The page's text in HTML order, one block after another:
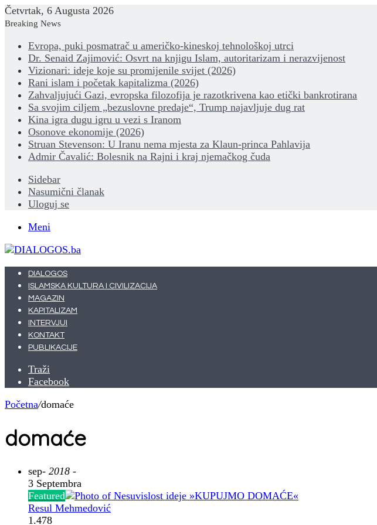
Četvrtak, 6 Augusta 2026
Breaking News
Evropa, puki posmatrač u američko-kineskoj tehnološkoj utrci
Dr. Senaid Zajimović: Osvrt na knjigu Islam, autoritarizam i nerazvijenost
Vizionari: ideje koje su promijenile svijet (2026)
Rani islam i početak kapitalizma (2026)
Zahvaljujući Gazi, evropska filozofija je razotkrivena kao etički bankrotirana
Sa svojim ciljem „bezuslovne predaje“, Trump najavljuje dug rat
Kina igra dugu igru u vezi s Iranom
Osonove ekonomije (2026)
Struan Stevenson: U Iranu nema mjesta za Klaun-princa Pahlavija
Admir Čavalić: Bolesnik na Rajni i kraj njemačkog čuda
Sidebar
Nasumični članak
Uloguj se
Meni
DIALOGOS
ISLAMSKA KULTURA I CIVILIZACIJA
MAGAZIN
KAPITALIZAM
INTERVJUI
KONTAKT
PUBLIKACIJE
Traži
Facebook
Početna/domaće
domaće
sep- 2018 -
3 Septembra
Featured
Resul Mehmedović
1.478